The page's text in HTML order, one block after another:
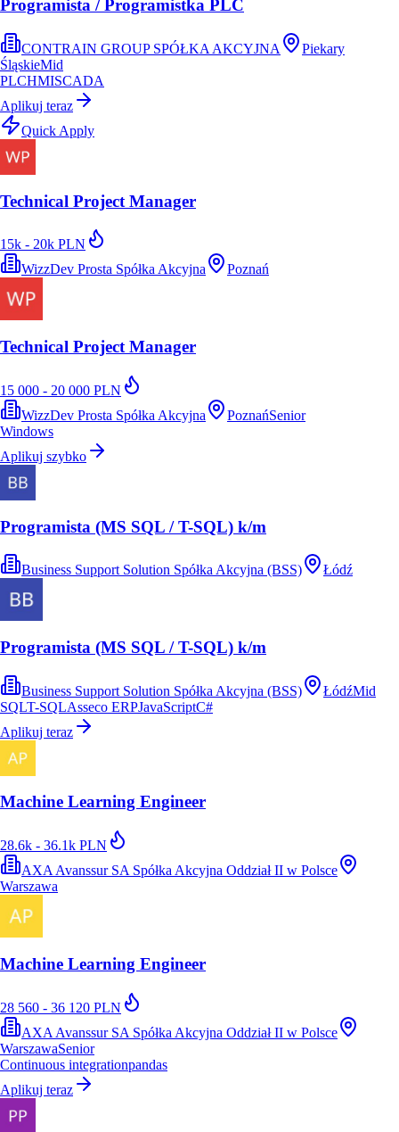
Programista / Programistka PLC
CONTRAIN GROUP SPÓŁKA AKCYJNA
Piekary
ŚląskieMid
PLCHMISCADA
Aplikuj teraz
Quick Apply
Technical Project Manager
15k - 20k PLN
WizzDev Prosta Spółka Akcyjna
Poznań
Technical Project Manager
15 000 - 20 000 PLN
WizzDev Prosta Spółka Akcyjna
PoznańSenior
Windows
Aplikuj szybko
Programista (MS SQL / T-SQL) k/m
Business Support Solution Spółka Akcyjna (BSS) Łódź
Programista (MS SQL / T-SQL) k/m
Business Support Solution Spółka Akcyjna (BSS) ŁódźMid
SQLT-SQLAsseco ERPJavaScriptC#
Aplikuj teraz
Machine Learning Engineer
28.6k - 36.1k PLN
AXA Avanssur SA Spółka Akcyjna Oddział II w Polsce
Warszawa
Machine Learning Engineer
28 560 - 36 120 PLN
AXA Avanssur SA Spółka Akcyjna Oddział II w Polsce
WarszawaSenior
Continuous integrationpandas
Aplikuj teraz